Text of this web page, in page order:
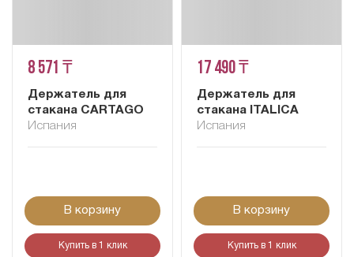
8 571 ₸
Держатель для
стакана CARTAGO
Испания
В корзину
Купить в 1 клик
17 490 ₸
Держатель для
стакана ITALICA
Испания
В корзину
Купить в 1 клик